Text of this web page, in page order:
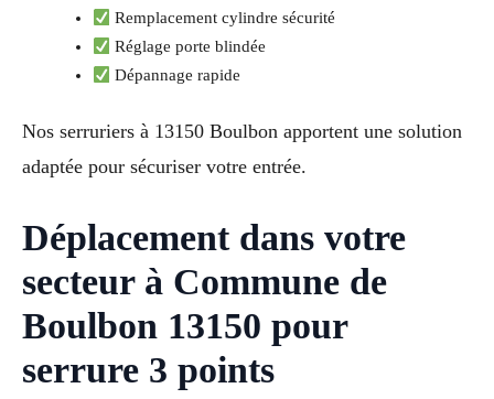
Remplacement cylindre sécurité
Réglage porte blindée
Dépannage rapide
Nos serruriers à 13150 Boulbon apportent une solution
adaptée pour sécuriser votre entrée.
Déplacement dans votre
secteur à Commune de
Boulbon 13150 pour
serrure 3 points